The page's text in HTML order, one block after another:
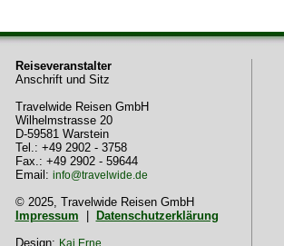
Reiseveranstalter
Anschrift und Sitz
Travelwide Reisen GmbH
Wilhelmstrasse 20
D-59581 Warstein
Tel.: +49 2902 - 3758
Fax.: +49 2902 - 59644
Email: info@travelwide.de
© 2025, Travelwide Reisen GmbH
Impressum
Datenschutzerklärung
Design: Kai Erne